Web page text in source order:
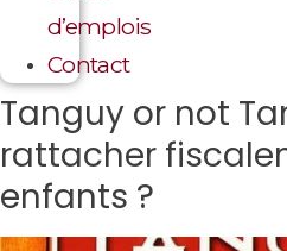
d’emplois
Contact
Tanguy or not
rattacher
enfants ?